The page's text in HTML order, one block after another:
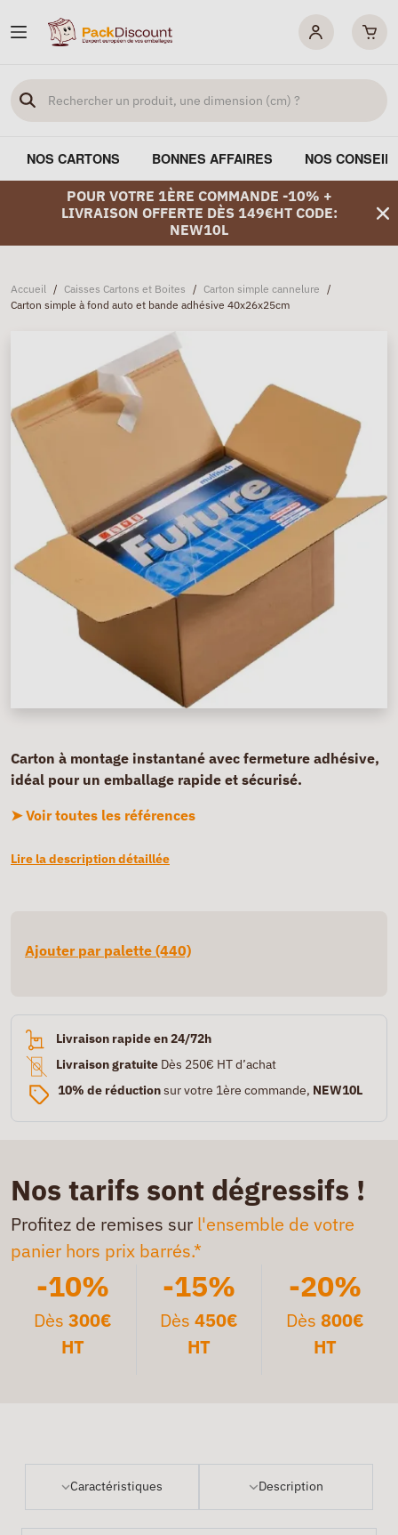
NOS CARTONS BONNES AFFAIRES NOS
POUR VOTRE 1ÈRE COMMANDE -10% +
LIVRAISON OFFERTE DÈS 149€HT CODE:
NEW10L
Accueil / Caisses Cartons et Boites / Carton simple cannelure /
Carton simple à fond auto et bande adhésive 40x26x25cm
Carton à montage instantané avec fermeture adhésive,
idéal pour un emballage rapide et sécurisé.
➤ Voir toutes les références
Lire la description détaillée
Ajouter par palette (440)
Livraison rapide en 24/72h
Livraison gratuite Dès 250€ HT d’achat
10% de réductionsur votre 1ère commande, NEW10L
Nos tarifs sont dégressifs !
Profitez de remises sur l'ensemble de votre
panier hors prix barrés.*
-10%
Dès300€
HT
-15%
Dès 450€
HT
-20%
Dès 800€
HT
Caractéristiques Description